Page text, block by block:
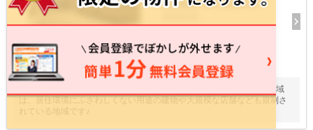
11枚
真岡鐵道 寺内 徒歩56分
■建築条件付 ■土地面積７０坪以上です。 立地している第一種住居地域
は、居住環境にふさわしくない用途の建物や大規模な店舗なども規制さ
れている地域です♪